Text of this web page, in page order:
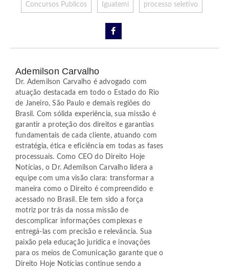
Concursos Publicos Iguatemi processo seletivo
Ademilson Carvalho
Dr. Ademilson Carvalho é advogado com
atuação destacada em todo o Estado do Rio
de Janeiro, São Paulo e demais regiões do
Brasil. Com sólida experiência, sua missão é
garantir a proteção dos direitos e garantias
fundamentais de cada cliente, atuando com
estratégia, ética e eficiência em todas as fases
processuais. Como CEO do Direito Hoje
Notícias, o Dr. Ademilson Carvalho lidera a
equipe com uma visão clara: transformar a
maneira como o Direito é compreendido e
acessado no Brasil. Ele tem sido a força
motriz por trás da nossa missão de
descomplicar informações complexas e
entregá-las com precisão e relevância. Sua
paixão pela educação jurídica e inovações
para os meios de Comunicação garante que o
Direito Hoje Notícias continue sendo a